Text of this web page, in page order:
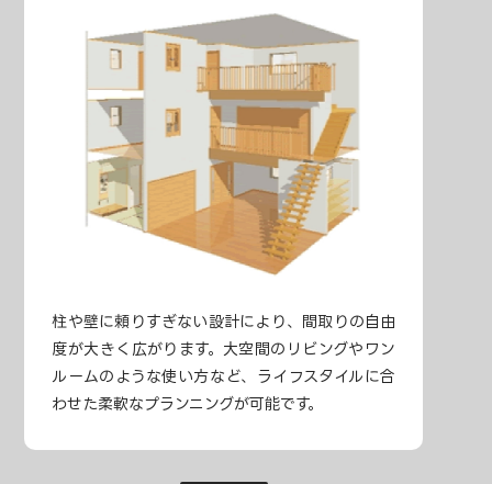
柱や壁に頼りすぎない設計により、間取りの自由
度が大きく広がります。大空間のリビングやワン
ルームのような使い方など、ライフスタイルに合
わせた柔軟なプランニングが可能です。